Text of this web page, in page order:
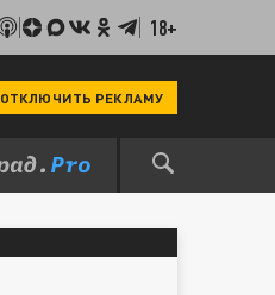
18+
ОТКЛЮЧИТЬ РЕКЛАМУ